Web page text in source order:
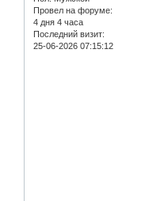
Провел на форуме:
4 дня 4 часа
Последний визит:
25-06-2026 07:15:12